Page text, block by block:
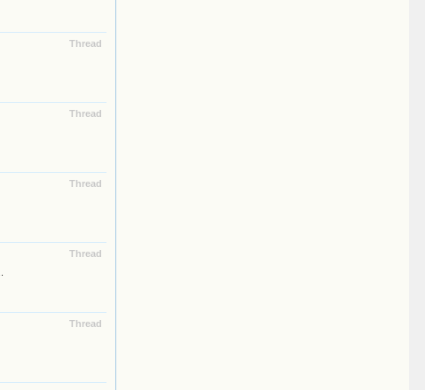
Thread
Thread
Thread
Thread
Thread